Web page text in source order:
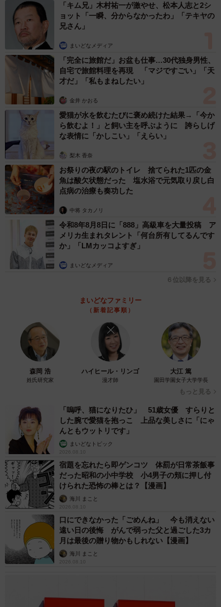
ホイップクリーム風アイスに、チョコソースとカラースプレーを混ぜ込
んだトッピンぎゅ〜。子ども心を持ち続けている大人にハマる味（画像
提供：ナコさん）
また、テスト販売で話題となり正式に商品化したセブン-イ
レブンの『カラーチョコ＆ホイップ』は「手にした人が笑
顔になれるような、これまでにない『彩り』を」、チロル
チョコの『カラースプレー』も、「カラースプレーにとき
めく気持ちを」と、“見るだけでうれしくなる感情”が大事に
されている商品だ。
そこで実際に、今春に発売されたカラースプレーのスイー
ツを食べた女子大生ナコさんに話を訊いたところ、「各商
品それぞれに、個性があって飽きることなく、楽しめまし
た。ん？今はチョコっぽい味だなぁ。あ、今度はカラース
プレーの食感が来た！と、口の中でいろんな展開が楽しめ
ます」と大満足の様子。
アイスクリームにカラースプレーをかけるのも好きとのこ
とで、「こういうの、子どもの時にやりたかったよなぁ」
と感慨深い気持ちになるのだそう。この小さい頃の思い出
と結びつくのも、カラースプレーならではではないだろう
現状の7色がベストな組み合わせ、売上も増加
カラースプレーはかければかけるほど幸せ度はアップする
ようで、SNSでも「ソフトクリームが見えなくなるくらい
たっぷり」「カラースプレーの海にざぶっと漬ける系のお
菓子があれば」「カラースプレー最高だよね」と、愛を語
る声が続出している。
そこで、本当に家庭での人気も高まっているのか？ カラ
ースプレーを販売する共立食品株式会社にも話を訊いた。
「キム兄」木村祐一が激やせ、松本人志と2シ
ョット「一瞬、分からなかったわ」「テキヤの
兄さん」
まいどなメディア
「完全に旅館だ」お盆も仕事…30代独身男性、
自宅で旅館料理を再現 「マジですごい」「天
才だ」「私もまねしたい」
金井 かおる
愛猫が水を飲むたびに褒め続けた結果→「今か
ら飲むよ！」と飼い主を呼ぶように 誇らしげ
な表情に「かしこい」「えらい」
梨木 香奈
お祭りの夜の駅のトイレ 捨てられた1匹の金
魚は酸欠状態だった 塩水浴で元気取り戻し白
点病の治療も奏功した
中将 タカノリ
令和8年8月8日に「888」高級車を大量投稿 ア
メリカ生まれタレント「何台所有してるんです
か」「LMカッコよすぎ」
まいどなメディア
６位以降を見る
まいどなファミリー
（新着記事順）
森岡 浩
姓氏研究家
ハイヒール・リンゴ
漫才師
大江 篤
園田学園女子大学学長
もっと見る
「嗚呼、猫になりたひ」 51歳女優 すらりと
した腕で愛猫を抱っこ 上品な美しさに「にゃ
んともウットリです」
まいどなトピック
2026.08.10
宿題を忘れたら即ゲンコツ 体罰が日常茶飯事
だった昭和の小中学校 小4男子の頬に押し付
けられた恐怖の棒とは？【漫画】
海川 まこと
2026.08.10
口にできなかった「ごめんね」 今も消えない
遠い日の後悔 がんで弱った父と過ごした3カ
月は最後の贈り物かもしれない【漫画】
海川 まこと
2026.08.10